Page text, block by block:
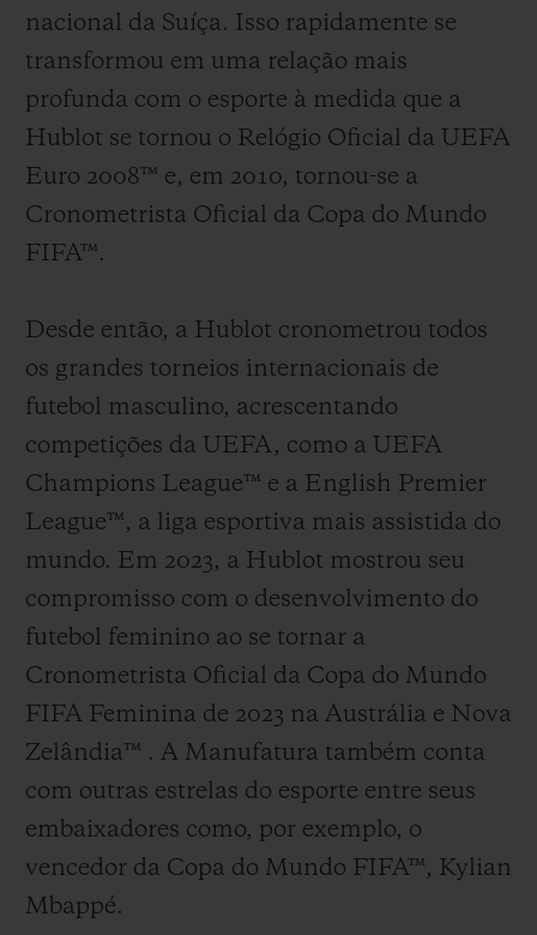
nacional da Suíça. Isso rapidamente se
transformou em uma relação mais
profunda com o esporte à medida que a
Hublot se tornou o Relógio Oficial da UEFA
Euro 2008™ e, em 2010, tornou-se a
Cronometrista Oficial da Copa do Mundo
FIFA™.
Desde então, a Hublot cronometrou todos
os grandes torneios internacionais de
futebol masculino, acrescentando
competições da UEFA, como a UEFA
Champions League™ e a English Premier
League™, a liga esportiva mais assistida do
mundo. Em 2023, a Hublot mostrou seu
compromisso com o desenvolvimento do
futebol feminino ao se tornar a
Cronometrista Oficial da Copa do Mundo
FIFA Feminina de 2023 na Austrália e Nova
Zelândia™ . A Manufatura também conta
com outras estrelas do esporte entre seus
embaixadores como, por exemplo, o
vencedor da Copa do Mundo FIFA™, Kylian
Mbappé.